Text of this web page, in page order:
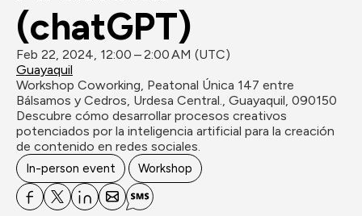
(chatGPT)
Feb 22, 2024, 12:00 – 2:00 AM (UTC)
Guayaquil
Workshop Coworking, Peatonal Única 147 entre
Bálsamos y Cedros, Urdesa Central., Guayaquil, 090150
Descubre cómo desarrollar procesos creativos
potenciados por la inteligencia artificial para la creación
de contenido en redes sociales.
In-person event Workshop